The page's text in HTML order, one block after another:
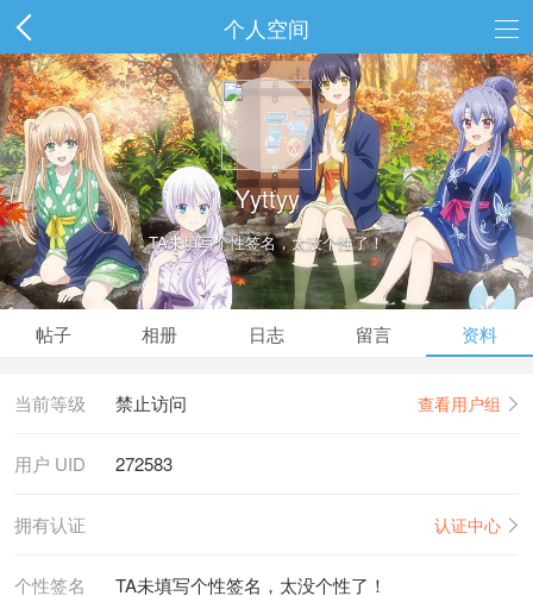
个人空间
Yyttyy
TA未填写个性签名，太没个性了！
帖子 相册 日志 留言 资料
当前等级 禁止访问 查看用户组
用户 UID 272583
拥有认证 认证中心
个性签名 TA未填写个性签名，太没个性了！